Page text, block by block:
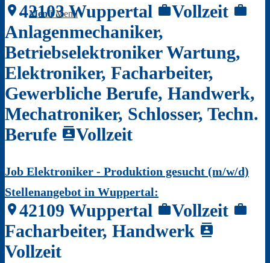
Menü Menü
location_on 42103 Wuppertal workVollzeit work
Anlagenmechaniker,
Betriebselektroniker Wartung,
Elektroniker, Facharbeiter,
Gewerbliche Berufe, Handwerk,
Mechatroniker, Schlosser, Techn.
Berufe contactsVollzeit
Job Elektroniker - Produktion gesucht (m/w/d)
Stellenangebot in Wuppertal:
location_on 42109 Wuppertal workVollzeit work
Facharbeiter, Handwerk contacts
Vollzeit